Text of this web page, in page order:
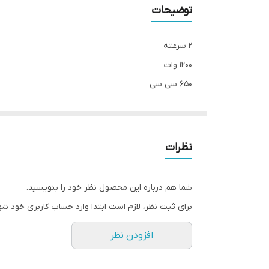
توضیحات
۲ سرعته
۱۲۰۰ وات
۶۵۰ سی سی
نظرات
شما هم درباره این محصول نظر خود را بنویسید.
برای ثبت نظر، لازم است ابتدا وارد حساب کاربری خود
افزودن نظر